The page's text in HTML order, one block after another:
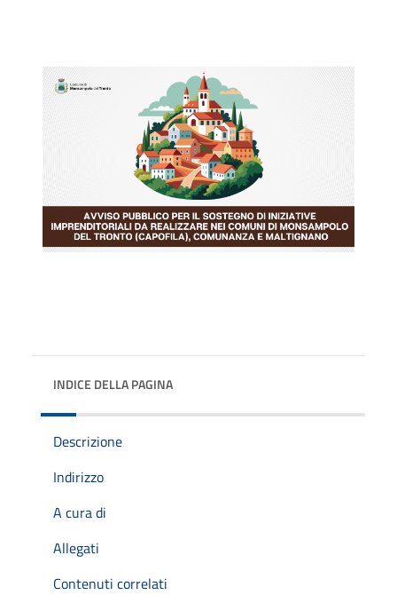
INDICE DELLA PAGINA
Descrizione
Indirizzo
A cura di
Allegati
Contenuti correlati